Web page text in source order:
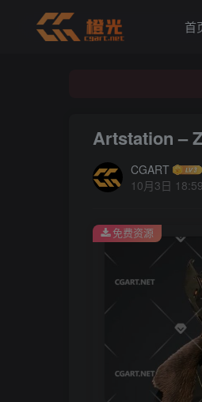
首
Artstation –
CGART
10月3日
免费资源